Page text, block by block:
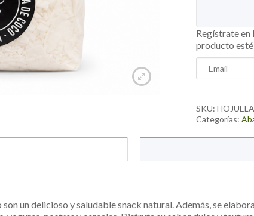
Regístrate en
producto
Enter
your
address
to
join
this
SKU:
Categorías:
un delicioso y saludable snack natural. Además, se